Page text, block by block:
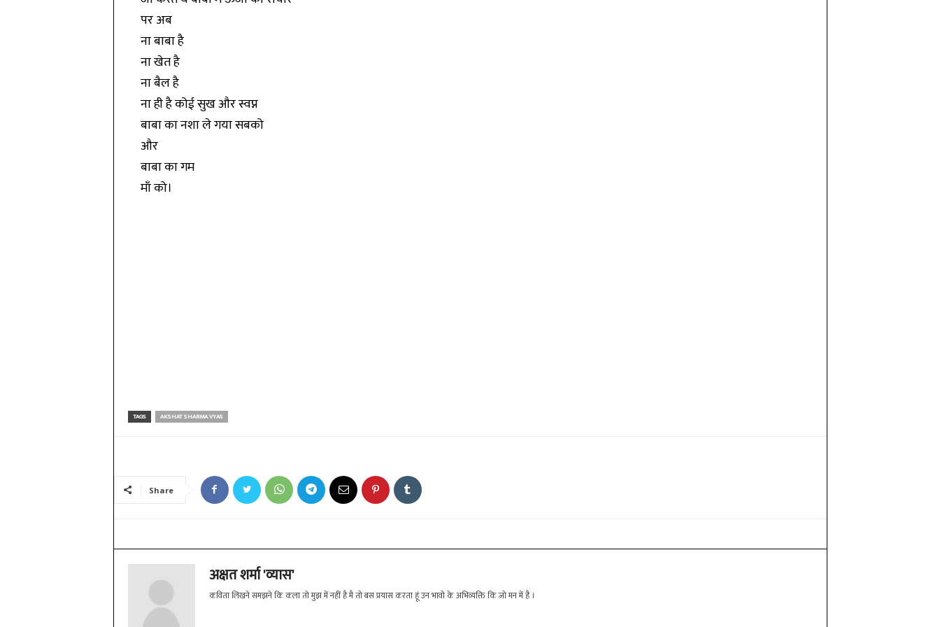
पर अब
ना बाबा है
ना खेत है
ना बैल है
ना ही है कोई सुख और स्वप्न
बाबा का नशा ले गया सबको
और
बाबा का गम
माँ को।
TAGS AKSHAT SHARMA VYAS
Share
अक्षत शर्मा 'व्यास'
कविता लिखने समझने कि कला तो मुझ में नहीं है मै तो बस प्रयास करता हूं उन भावो के अभिव्यक्ति कि जो मन में है ।